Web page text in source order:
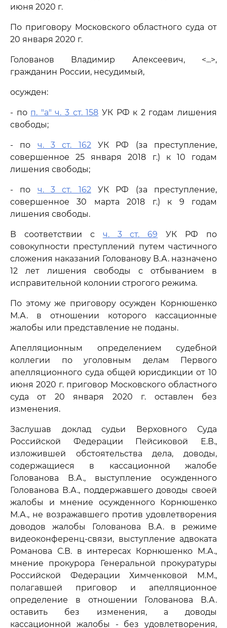
июня 2020 г.
По приговору Московского областного суда от
20 января 2020 г.
Голованов Владимир Алексеевич, <...>,
гражданин России, несудимый,
осужден:
- по п. "а" ч. 3 ст. 158 УК РФ к 2 годам лишения
свободы;
- по ч. 3 ст. 162УК РФ (за преступление,
совершенное 25 января 2018 г.) к 10 годам
лишения свободы;
- по ч. 3 ст. 162УК РФ (за преступление,
совершенное 30 марта 2018 г.) к 9 годам
лишения свободы.
В соответствии с ч. 3 ст. 69 УК РФ по
совокупности преступлений путем частичного
сложения наказаний Голованову В.А. назначено
12 лет лишения свободы с отбыванием в
исправительной колонии строгого режима.
По этому же приговору осужден Корнюшенко
М.А. в отношении которого кассационные
жалобы или представление не поданы.
Апелляционным определением судебной
коллегии по уголовным делам Первого
апелляционного суда общей юрисдикции от 10
июня 2020 г. приговор Московского областного
суда от 20 января 2020 г. оставлен без
изменения.
Заслушав доклад судьи Верховного Суда
Российской Федерации Пейсиковой Е.В.,
изложившей обстоятельства дела, доводы,
содержащиеся в кассационной жалобе
Голованова В.А., выступление осужденного
Голованова В.А., поддержавшего доводы своей
жалобы и мнение осужденного Корнюшенко
М.А., не возражавшего против удовлетворения
доводов жалобы Голованова В.А. в режиме
видеоконференц-связи, выступление адвоката
Романова С.В. в интересах Корнюшенко М.А.,
мнение прокурора Генеральной прокуратуры
Российской Федерации Химченковой М.М.,
полагавшей приговор и апелляционное
определение в отношении Голованова В.А.
оставить без изменения, а доводы
кассационной жалобы - без удовлетворения,